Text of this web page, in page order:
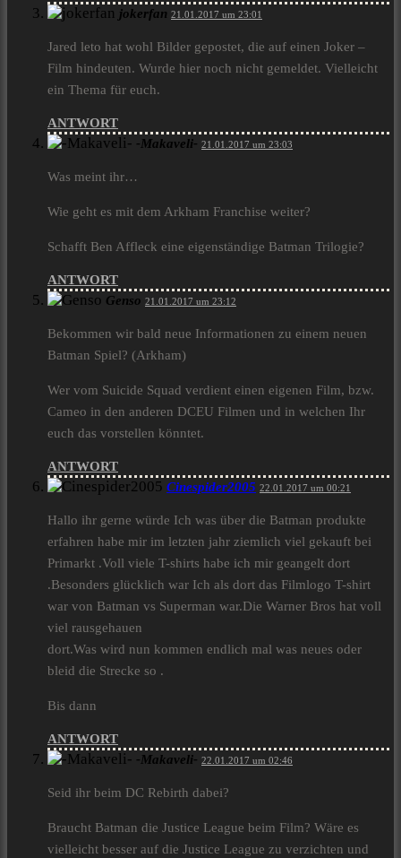
jokerfan 21.01.2017 um 23:01
Jared leto hat wohl Bilder gepostet, die auf einen Joker –
Film hindeuten. Wurde hier noch nicht gemeldet. Vielleicht
ein Thema für euch.
ANTWORT
-Makaveli- 21.01.2017 um 23:03
Was meint ihr…
Wie geht es mit dem Arkham Franchise weiter?
Schafft Ben Affleck eine eigenständige Batman Trilogie?
ANTWORT
Genso 21.01.2017 um 23:12
Bekommen wir bald neue Informationen zu einem neuen
Batman Spiel? (Arkham)
Wer vom Suicide Squad verdient einen eigenen Film, bzw.
Cameo in den anderen DCEU Filmen und in welchen Ihr
euch das vorstellen könntet.
ANTWORT
Cinespider2005 22.01.2017 um 00:21
Hallo ihr gerne würde Ich was über die Batman produkte
erfahren habe mir im letzten jahr ziemlich viel gekauft bei
Primarkt .Voll viele T-shirts habe ich mir geangelt dort
.Besonders glücklich war Ich als dort das Filmlogo T-shirt
war von Batman vs Superman war.Die Warner Bros hat voll
viel rausgehauen
dort.Was wird nun kommen endlich mal was neues oder
bleid die Strecke so .
Bis dann
ANTWORT
-Makaveli- 22.01.2017 um 02:46
Seid ihr beim DC Rebirth dabei?
Braucht Batman die Justice League beim Film? Wäre es
vielleicht besser auf die Justice League zu verzichten und